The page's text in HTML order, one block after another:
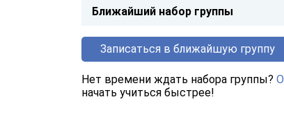
Ближайший набор группы
Записаться в ближайшую группу
Нет времени ждать набора группы?
начать учиться быстрее!